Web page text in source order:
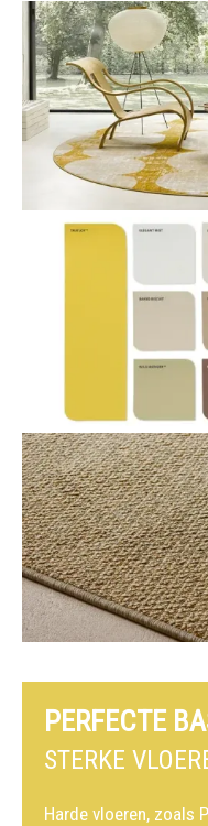
PERFECTE
STERKE
Harde vloeren, zoals